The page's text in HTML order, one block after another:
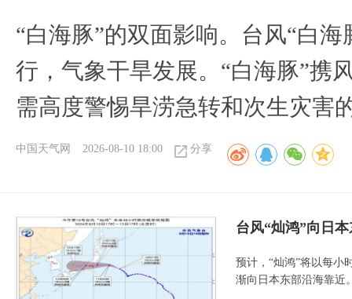
​“白海豚”的双面影响。台风“白
行，气象干旱发展。“白海豚”携
需高度警惕旱涝急转和次生灾害
中国天气网 2026-08-10 18:00 分享
台风“灿鸿”向日
预计，“灿鸿”将以每小
渐向日本东部沿海靠近